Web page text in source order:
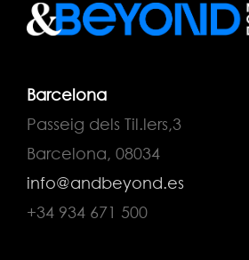
Barcelona
Passeig dels Til.lers,3
Barcelona, 08034
info@andbeyond.es
+34 934 671 500